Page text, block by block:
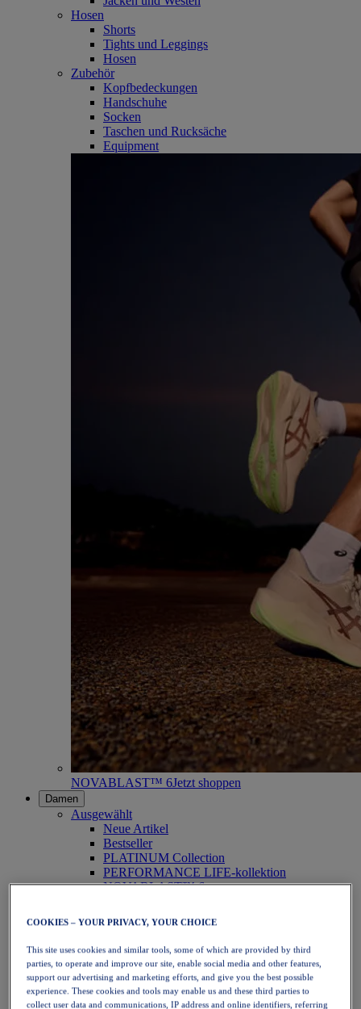
Hosen
Shorts
Tights und Leggings
Hosen
Zubehör
Kopfbedeckungen
Handschuhe
Socken
Taschen und Rucksäche
Equipment
NOVABLAST™ 6Jetzt shoppen
Damen
Ausgewählt
Neue Artikel
Bestseller
PLATINUM Collection
PERFORMANCE LIFE-kollektion
NOVABLAST™ 6
Laufen
Trailrunning
Tennis
Volleyball
Handball
Padel
Korbball
COOKIES – YOUR PRIVACY, YOUR CHOICE
This site uses cookies and similar tools, some of which are provided by third
parties, to operate and improve our site, enable social media and other features,
support our advertising and marketing efforts, and give you the best possible
experience. These cookies and tools may enable us and these third parties to
collect user data and communications, IP address and online identifiers, referring